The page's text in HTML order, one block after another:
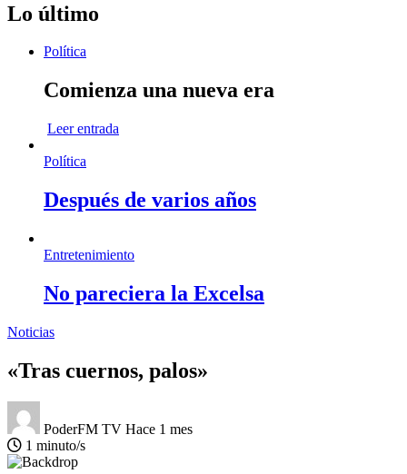
Lo último
Política
Comienza una nueva era
Leer entrada
Política
Después de varios años
Entretenimiento
No pareciera la Excelsa
Noticias
«Tras cuernos, palos»
PoderFM TV Hace 1 mes
1 minuto/s